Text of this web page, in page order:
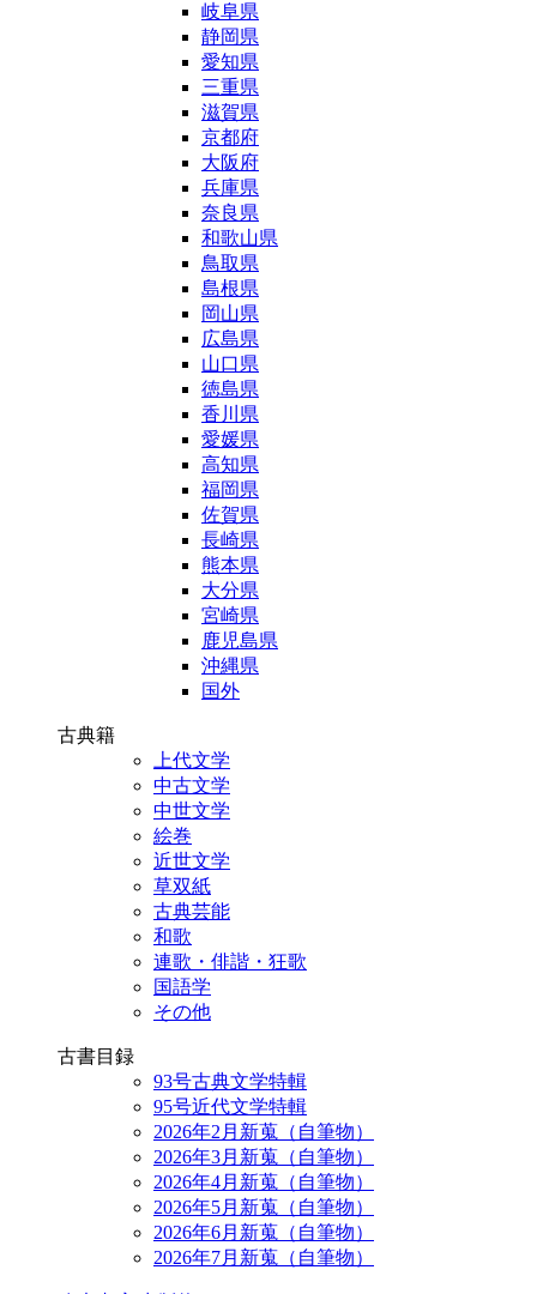
岐阜県
静岡県
愛知県
三重県
滋賀県
京都府
大阪府
兵庫県
奈良県
和歌山県
鳥取県
島根県
岡山県
広島県
山口県
徳島県
香川県
愛媛県
高知県
福岡県
佐賀県
長崎県
熊本県
大分県
宮崎県
鹿児島県
沖縄県
国外
古典籍
上代文学
中古文学
中世文学
絵巻
近世文学
草双紙
古典芸能
和歌
連歌・俳諧・狂歌
国語学
その他
古書目録
93号古典文学特輯
95号近代文学特輯
2026年2月新蒐（自筆物）
2026年3月新蒐（自筆物）
2026年4月新蒐（自筆物）
2026年5月新蒐（自筆物）
2026年6月新蒐（自筆物）
2026年7月新蒐（自筆物）